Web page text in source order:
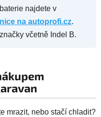
najdete v
na autoprofi.cz.
včetně Indel B.
mrazit, nebo stačí chladit?